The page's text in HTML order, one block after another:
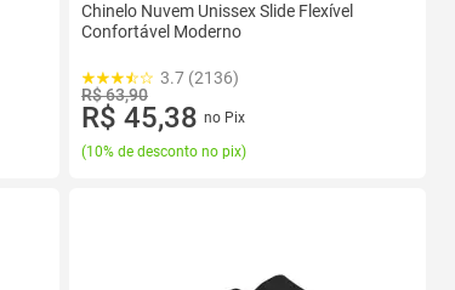
Chinelo Nuvem Unissex Slide Flexível
Confortável Moderno
3.7 (2136)
R$ 63,90
R$ 45,38 no Pix
(10% de desconto no pix)